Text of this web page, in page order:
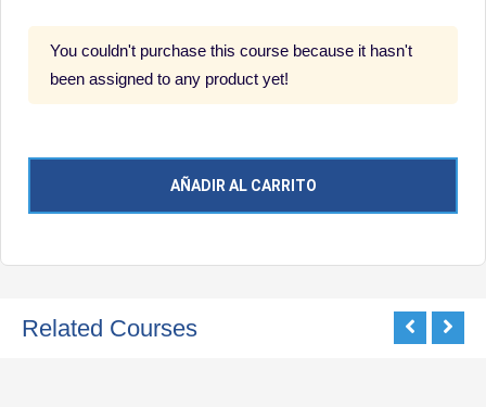
You couldn't purchase this course because it hasn't
been assigned to any product yet!
AÑADIR AL CARRITO
Related Courses